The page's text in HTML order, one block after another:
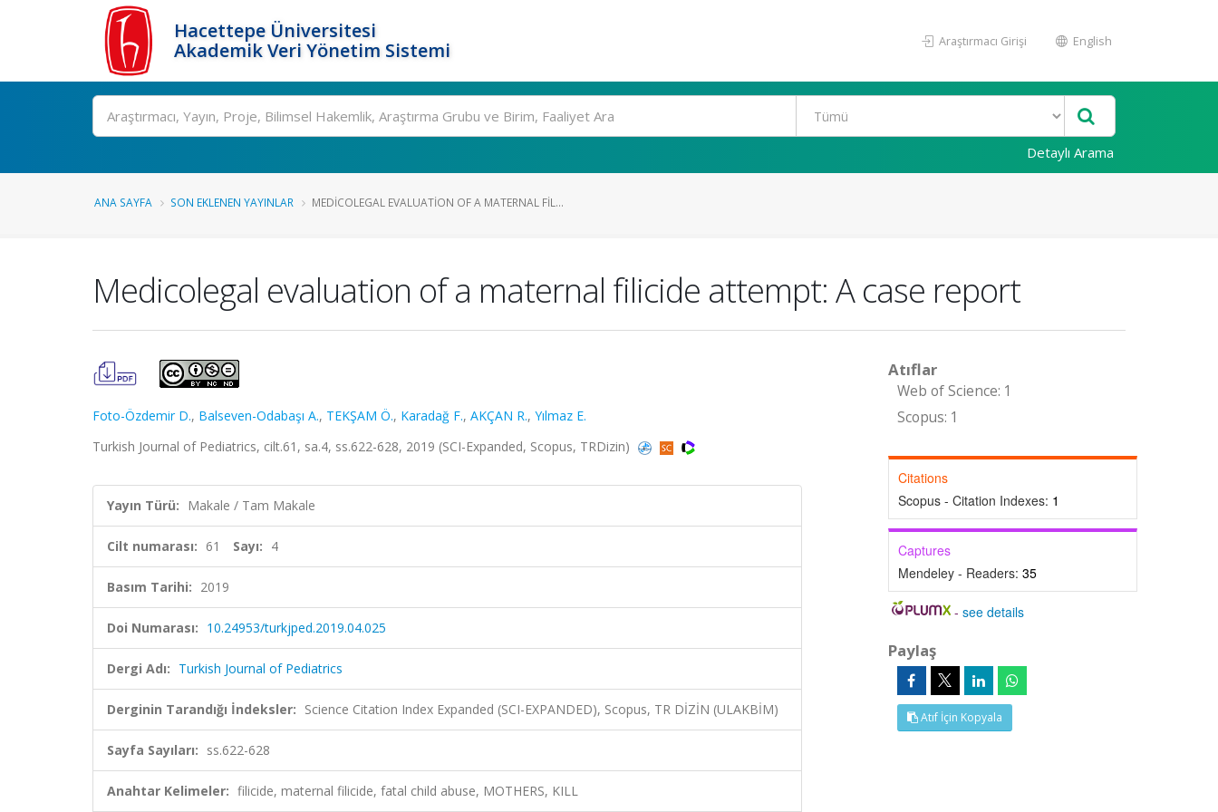
Hacettepe Üniversitesi
Akademik Veri Yönetim Sistemi
Araştırmacı Girişi English
Ara
Detaylı Arama
ANA SAYFA SON EKLENEN YAYINLAR MEDICOLEGAL EVALUATION OF A MATERNAL FIL...
Medicolegal evaluation of a maternal filicide attempt: A case report
Foto-Özdemir D., Balseven-Odabaşı A., TEKŞAM Ö., Karadağ F., AKÇAN R., Yılmaz E.
Turkish Journal of Pediatrics, cilt.61, sa.4, ss.622-628, 2019 (SCI-Expanded, Scopus, TRDizin)
Yayın Türü: Makale / Tam Makale
Cilt numarası: 61 Sayı: 4
Basım Tarihi: 2019
Doi Numarası: 10.24953/turkjped.2019.04.025
Dergi Adı: Turkish Journal of Pediatrics
Derginin Tarandığı İndeksler: Science Citation Index Expanded (SCI-EXPANDED), Scopus, TR DİZİN (ULAKBİM)
Sayfa Sayıları: ss.622-628
Anahtar Kelimeler: filicide, maternal filicide, fatal child abuse, MOTHERS, KILL
Atıflar
Web of Science: 1
Scopus: 1
Citations
Scopus - Citation Indexes: 1
Captures
Mendeley - Readers: 35
-see details
Paylaş
Atıf İçin Kopyala